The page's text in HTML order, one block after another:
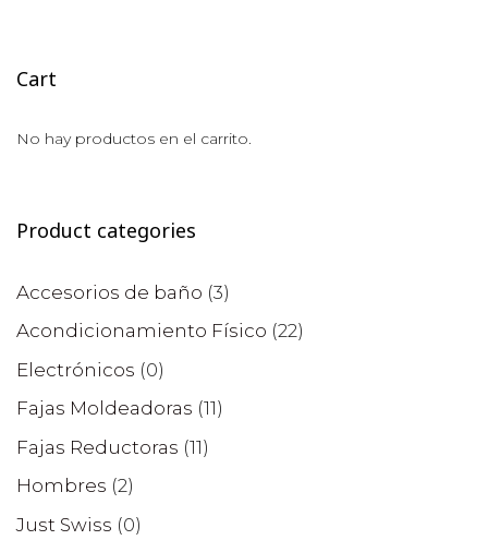
Cart
No hay productos en el carrito.
Product categories
Accesorios de baño (3)
Acondicionamiento Físico (22)
Electrónicos (0)
Fajas Moldeadoras (11)
Fajas Reductoras (11)
Hombres (2)
Just Swiss (0)